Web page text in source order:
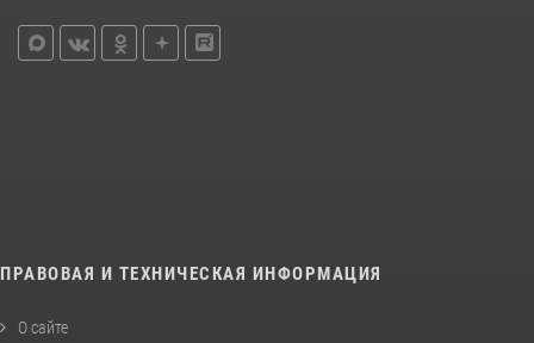
ПРАВОВАЯ И ТЕХНИЧЕСКАЯ ИНФОРМАЦИЯ
О сайте